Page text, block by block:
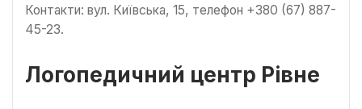
Контакти: вул. Київська, 15, телефон +380 (67) 887-
45-23.
Логопедичний центр Рівне